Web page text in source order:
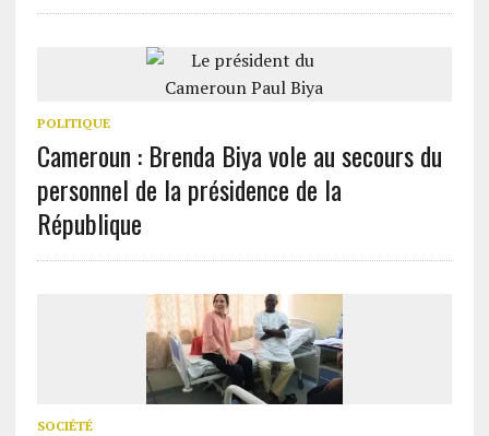
POLITIQUE
Cameroun : Brenda Biya vole au secours du
personnel de la présidence de la
République
SOCIÉTÉ